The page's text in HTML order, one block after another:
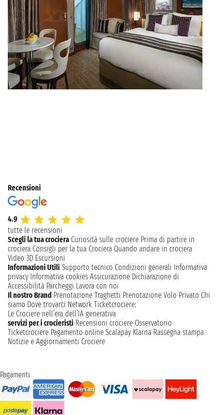
Recensioni
4.9
tutte le recensioni
Scegli la tua crociera Curiosità sulle crociere Prima di partire in
crociera Consigli per la tua Crociera Quando andare in crociera
Video 3D Escursioni
Informazioni Utili Supporto tecnico Condizioni generali Informativa
privacy Informativa cookies Assicurazione Dichiarazione di
Accessibilità Parcheggi Lavora con noi
Il nostro Brand Prenotazione Traghetti Prenotazione Volo Privato Chi
siamo Dove trovarci Network Ticketcrociere:
Le Crociere nell’era dell’IA generativa
servizi per i crocieristi Recensioni crociere Osservatorio
Ticketcrociere Pagamento online Scalapay Klarna Rassegna stampa
Notizie e Aggiornamenti Crociere
Pagamenti